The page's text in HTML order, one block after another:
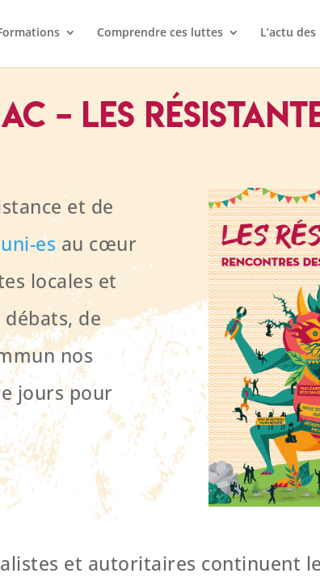
Comprendre ces luttes L’actu
– Les
et de
esau cœur
locales et
débats, de
nos
jours pour
et autoritaires continuent